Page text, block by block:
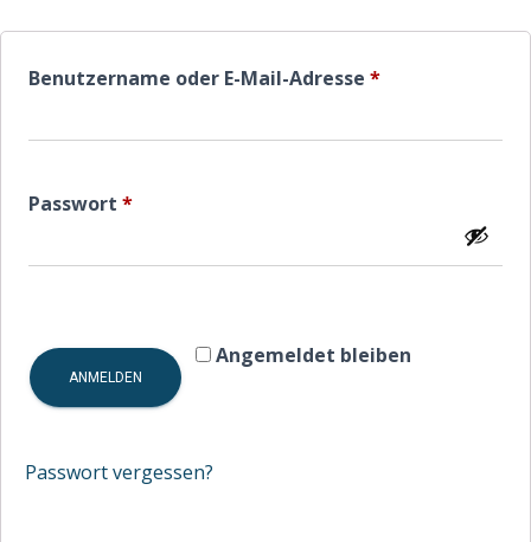
Benutzername oder E-Mail-Adresse *Erforderlich
Passwort *Erforderlich
Angemeldet bleiben
ANMELDEN
Passwort vergessen?